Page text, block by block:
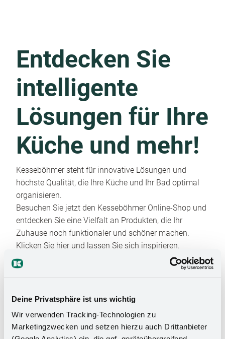
Deine Privatsphäre ist uns wichtig
Wir verwenden Tracking-Technologien zu
Marketingzwecken und setzen hierzu auch Drittanbieter
Entdecken Sie
intelligente
Lösungen für Ihre
Küche und mehr!
Kesseböhmer steht für innovative Lösungen und
höchste Qualität, die Ihre Küche und Ihr Bad optimal
organisieren.
Besuchen Sie jetzt den Kesseböhmer Online-Shop und
entdecken Sie eine Vielfalt an Produkten, die Ihr
Zuhause noch funktionaler und schöner machen.
Klicken Sie hier und lassen Sie sich inspirieren.